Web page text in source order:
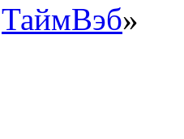
ТаймВэб»